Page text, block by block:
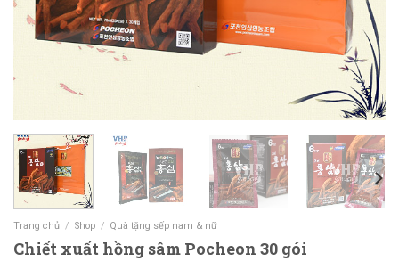
Trang chủ / Shop / Quà tặng sếp nam & nữ
Chiết xuất hồng sâm Pocheon 30 gói